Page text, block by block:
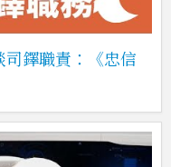
司鐸職責：《忠信